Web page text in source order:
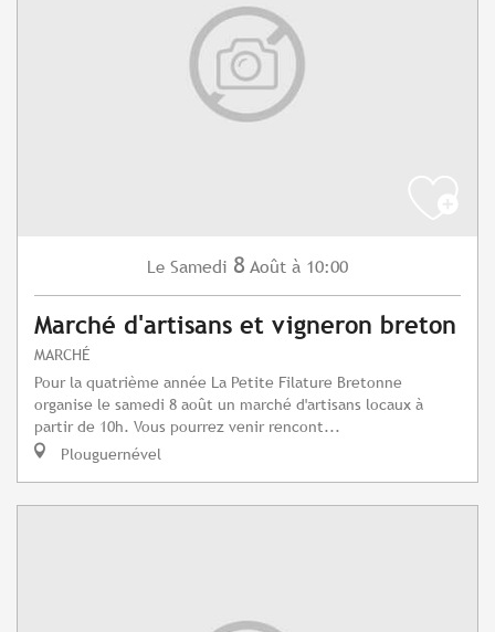
Le Samedi 8 Août à 10:00
Marché d'artisans et vigneron breton
MARCHÉ
Pour la quatrième année La Petite Filature Bretonne
organise le samedi 8 août un marché d'artisans locaux à
partir de 10h. Vous pourrez venir rencont...
Plouguernével